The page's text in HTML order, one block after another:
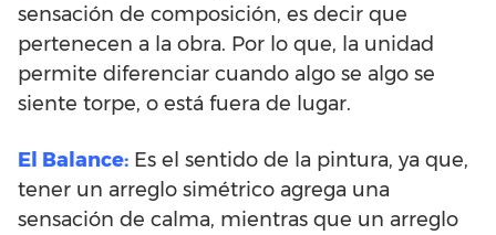
sensación de composición, es decir que
pertenecen a la obra. Por lo que, la unidad
permite diferenciar cuando algo se algo se
siente torpe, o está fuera de lugar.
El Balance: Es el sentido de la pintura, ya que,
tener un arreglo simétrico agrega una
sensación de calma, mientras que un arreglo